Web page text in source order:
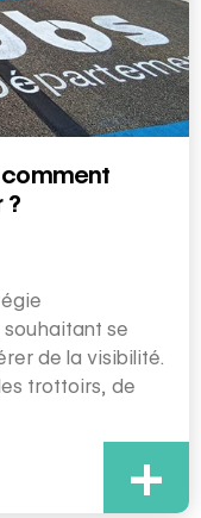
?
souhaitant se
de la visibilité.
trottoirs, de
+